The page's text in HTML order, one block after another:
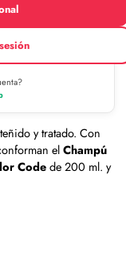
y tratado. Con
elChampú
Codede 200 ml. y